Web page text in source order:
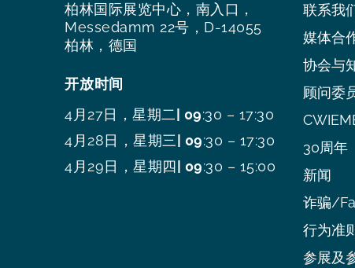
柏林国际展览中心，南入口，
Messedamm 22号，D-14055
柏林，德国
开放时间
4月27日，星期二 | 09:30 – 17:30
4月28日，星期三 | 09:30 – 17:30
4月29日，星期四 | 09:30 – 15:00
联系我
媒体合
协会与
顾问委
30周年
新闻
诈骗/
行为准
参展及